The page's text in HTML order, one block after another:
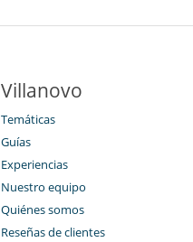
Villanovo
Temáticas
Guías
Experiencias
Nuestro equipo
Quiénes somos
Reseñas de clientes